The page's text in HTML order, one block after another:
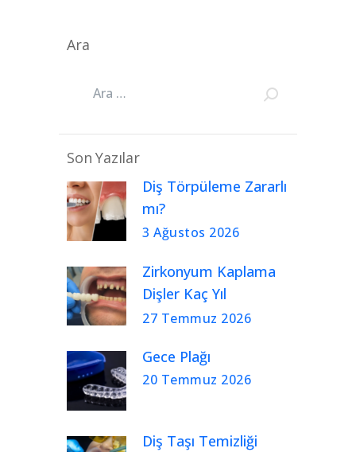
Ara
Son Yazılar
Diş Törpüleme Zararlı
mı?
3 Ağustos 2026
Zirkonyum Kaplama
Dişler Kaç Yıl
Kullanılır?
27 Temmuz 2026
Gece Plağı
20 Temmuz 2026
Diş Taşı Temizliği